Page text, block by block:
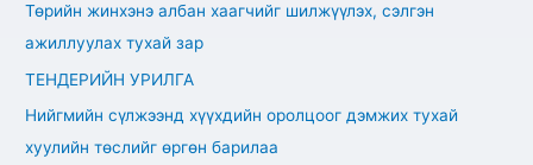
:
Төрийн жинхэнэ албан хаагчийг шилжүүлэх, сэлгэн
ажиллуулах тухай зар
ТЕНДЕРИЙН УРИЛГА
Нийгмийн сүлжээнд хүүхдийн оролцоог дэмжих тухай
хуулийн төслийг өргөн барилаа